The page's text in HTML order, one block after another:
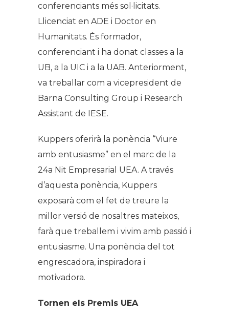
conferenciants més sol·licitats.
Llicenciat en ADE i Doctor en
Humanitats. És formador,
conferenciant i ha donat classes a la
UB, a la UIC i a la UAB. Anteriorment,
va treballar com a vicepresident de
Barna Consulting Group i Research
Assistant de IESE.
Kuppers oferirà la ponència “Viure
amb entusiasme” en el marc de la
24a Nit Empresarial UEA. A través
d’aquesta ponència, Kuppers
exposarà com el fet de treure la
millor versió de nosaltres mateixos,
farà que treballem i vivim amb passió i
entusiasme. Una ponència del tot
engrescadora, inspiradora i
motivadora.
Tornen els Premis UEA